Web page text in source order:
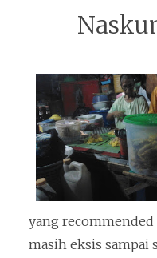
yang recommended
masih eksis sampai